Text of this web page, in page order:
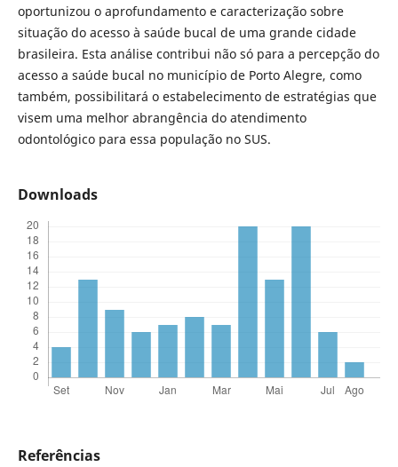
oportunizou o aprofundamento e caracterização sobre
situação do acesso à saúde bucal de uma grande cidade
brasileira. Esta análise contribui não só para a percepção do
acesso a saúde bucal no município de Porto Alegre, como
também, possibilitará o estabelecimento de estratégias que
visem uma melhor abrangência do atendimento
odontológico para essa população no SUS.
Downloads
Referências